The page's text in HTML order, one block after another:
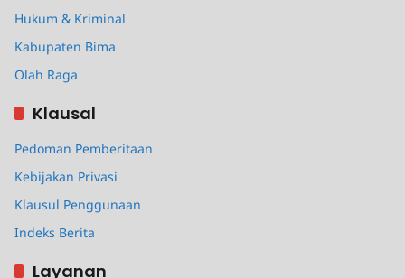
Hukum & Kriminal
Kabupaten Bima
Olah Raga
Klausal
Pedoman Pemberitaan
Kebijakan Privasi
Klausul Penggunaan
Indeks Berita
Layanan